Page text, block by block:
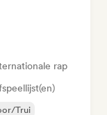
rap
Trui